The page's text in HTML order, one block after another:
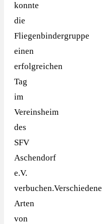
konnte
die
Fliegenbindergruppe
einen
erfolgreichen
Tag
im
Vereinsheim
des
SFV
Aschendorf
e.V.
verbuchen.Verschiedene
Arten
von